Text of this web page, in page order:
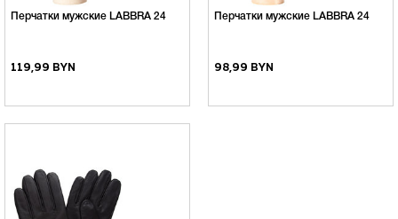
Перчатки мужские LABBRA 24
119,99 BYN
Перчатки мужские LABBRA 24
98,99 BYN